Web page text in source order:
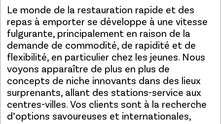
Le monde de la restauration rapide et des
repas à emporter se développe à une vitesse
fulgurante, principalement en raison de la
demande de commodité, de rapidité et de
flexibilité, en particulier chez les jeunes. Nous
voyons apparaître de plus en plus de
concepts de niche innovants dans des lieux
surprenants, allant des stations-service aux
centres-villes. Vos clients sont à la recherche
d’options savoureuses et internationales,